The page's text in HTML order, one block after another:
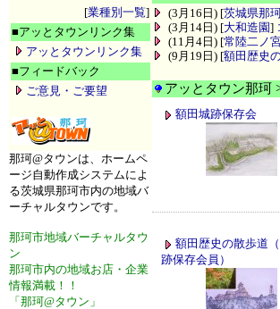
[業種別一覧]
■アッとタウンリンク集
アッとタウンリンク集
■フィードバック
ご意見・ご要望
那珂@タウンは、ホームペ
ージ自動作成システムによ
る茨城県那珂市内の地域バ
ーチャルタウンです。
那珂市地域バーチャルタウ
ン
那珂市内の地域お店・企業
情報満載！！
「那珂@タウン」
(3月16日) [茨城県那
(3月14日) [大和造園]
(11月4日) [常陸二ノ
(9月19日) [額田歴史
アッとタウン那珂
額田城跡保存会
額田歴史の散歩道
跡保存会員）